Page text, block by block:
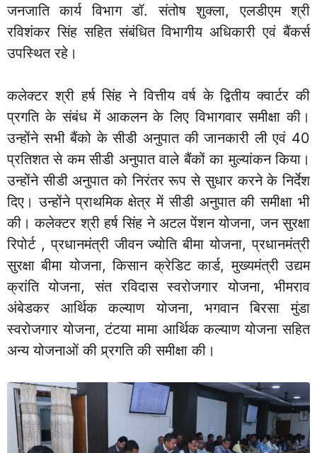
जनजाति कार्य विभाग डॉ. संतोष शुक्ला, एलडीएम श्री
रविशंकर सिंह सहित संबंधित विभागीय अधिकारी एवं बैंकर्स
उपस्थित रहे।
कलेक्टर श्री हर्ष सिंह ने वित्तीय वर्ष के द्वितीय क्वार्टर की
प्रगति के संबंध में आकलन के लिए विभागवार समीक्षा की।
उन्होंने सभी बैंको के सीडी अनुपात की जानकारी ली एवं 40
प्रतिशत से कम सीडी अनुपात वाले बैंकों का मुल्यांकन किया।
उन्होंने सीडी अनुपात को निरंतर रूप से सुधार करने के निर्देश
दिए। उन्होंने प्राथमिक क्षेत्र में सीडी अनुपात की समीक्षा भी
की। कलेक्टर श्री हर्ष सिंह ने अटल पेंशन योजना, जन सुरक्षा
रिपोर्ट , प्रधानमंत्री जीवन ज्योति बीमा योजना, प्रधानमंत्री
सुरक्षा बीमा योजना, किसान क्रेडिट कार्ड, मुख्यमंत्री उद्यम
क्रांति योजना, संत रविदास स्वरोजगार योजना, भीमराव
अंबेडकर आर्थिक कल्याण योजना, भगवान बिरसा मुंडा
स्वरोजगार योजना, टंटया मामा आर्थिक कल्याण योजना सहित
अन्य योजनाओं की प्र्रगति की समीक्षा की।